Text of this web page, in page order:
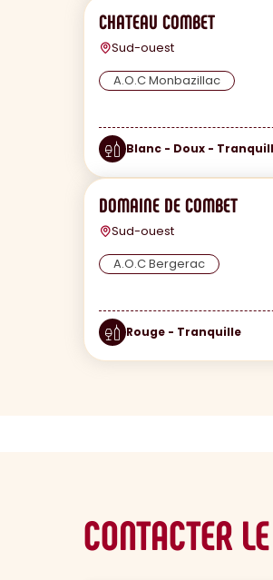
CHATEAU COMBET
Sud-ouest
A.O.C Monbazillac
Blanc - Doux -
DOMAINE DE COMBET
Sud-ouest
A.O.C Bergerac
Rouge - Tranquille
CONTACTER